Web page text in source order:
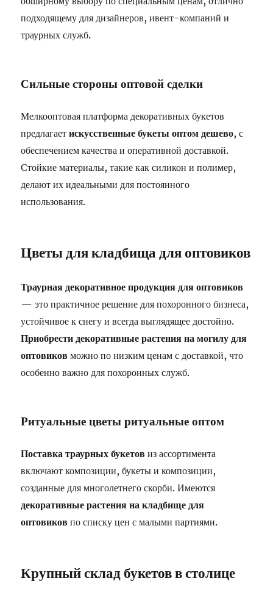
подходящему для дизайнеров, ивент-компаний и
траурных служб.
Сильные стороны оптовой сделки
Мелкооптовая платформа декоративных букетов
предлагаетискусственные букеты оптом дешево, с
обеспечением качества и оперативной доставкой.
Стойкие материалы, такие как силикон и полимер,
делают их идеальными для постоянного
использования.
Цветы для кладбища для оптовиков
Траурная декоративное продукция для оптовиков
— это практичное решение для похоронного бизнеса,
устойчивое к снегу и всегда выглядящее достойно.
Приобрести декоративные растения на могилу для
оптовиков можно по низким ценам с доставкой, что
особенно важно для похоронных служб.
Ритуальные цветы ритуальные оптом
Поставка траурных букетов из ассортимента
включают композиции, букеты и композиции,
созданные для многолетнего скорби. Имеются
декоративные растения на кладбище для
оптовиков по списку цен с малыми партиями.
Крупный склад букетов в столице